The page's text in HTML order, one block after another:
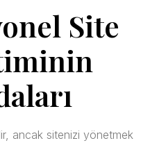
Site
ancak sitenizi yönetmek